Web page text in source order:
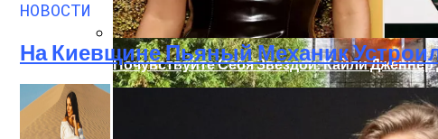
Почувствуйте Себя Звездой: Кайли Дженнер
НОВОСТИ
На Киевщине Пьяный Механик